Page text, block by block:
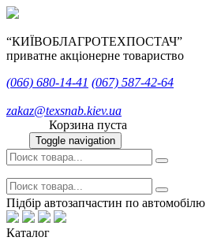
“КИЇВОБЛАГРОТЕХПОСТАЧ”
приватне акціонерне товариство
(066) 680-14-41 (067) 587-42-64
zakaz@texsnab.kiev.ua
Корзина пуста
Toggle navigation
Підбір автозапчастин по автомобілю
Каталог